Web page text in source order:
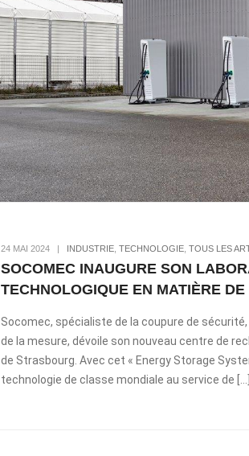
24 MAI 2024 | INDUSTRIE TECHNOLOGIE TOUS LES
SOCOMEC INAUGURE SON
TECHNOLOGIQUE EN MATIÈRE
Socomec, spécialiste de la coupure de
de la mesure, dévoile son nouveau centre de
de Strasbourg. Avec cet « Energy Storage
technologie de classe mondiale au service de […]